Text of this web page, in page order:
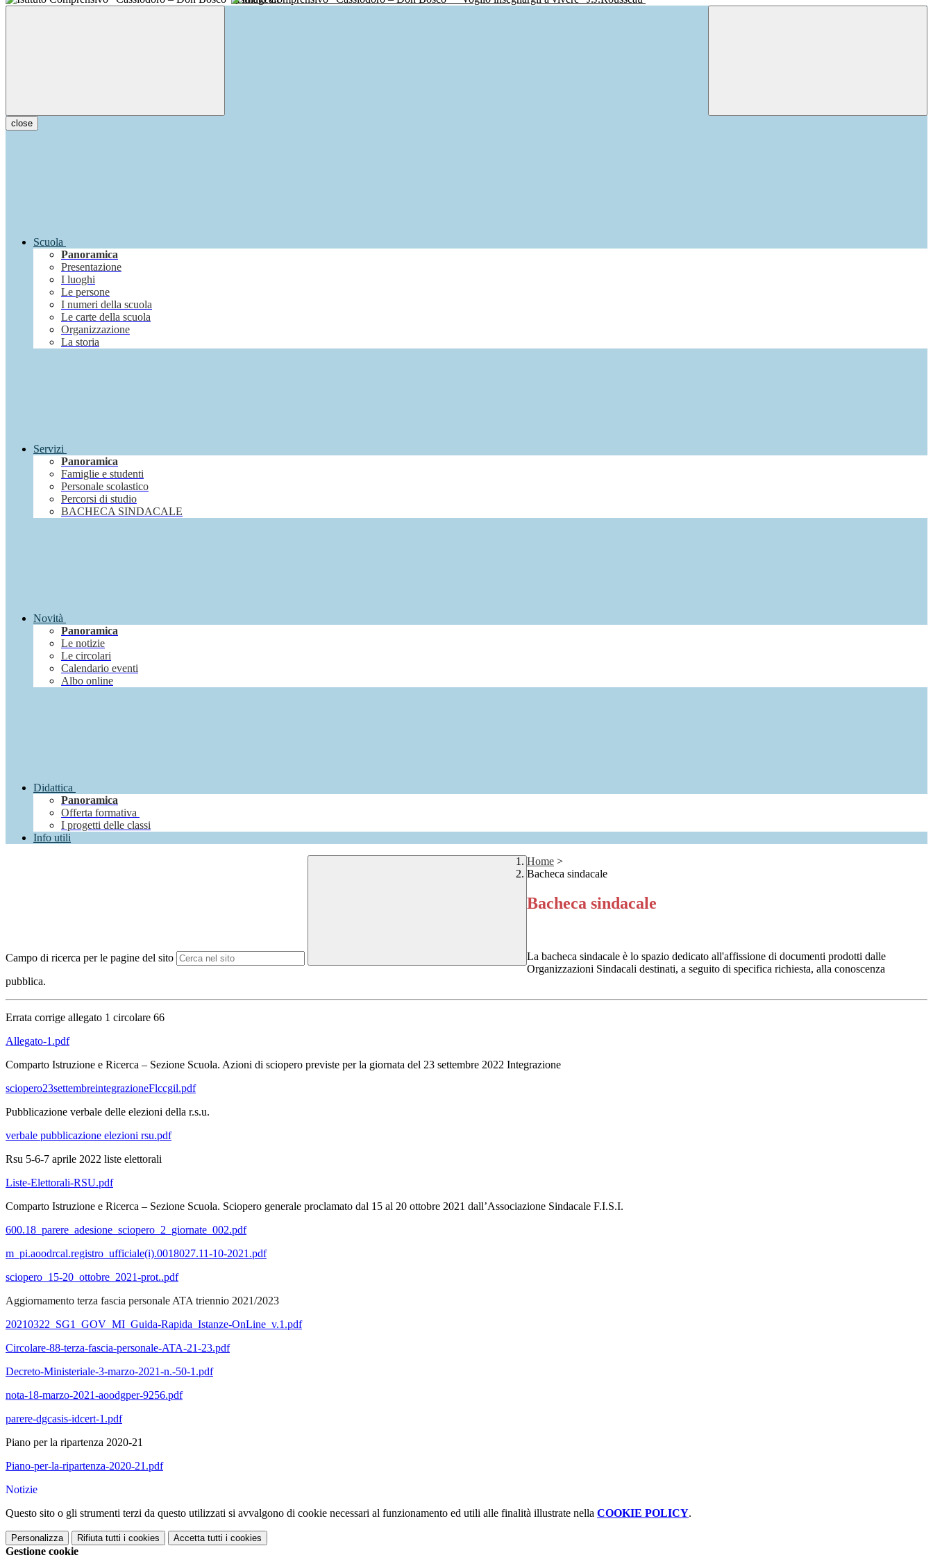
close
Scuola
Panoramica
Presentazione
I luoghi
Le persone
I numeri della scuola
Le carte della scuola
Organizzazione
La storia
Servizi
Panoramica
Famiglie e studenti
Personale scolastico
Percorsi di studio
BACHECA SINDACALE
Novità
Panoramica
Le notizie
Le circolari
Calendario eventi
Albo online
Didattica
Panoramica
Offerta formativa
I progetti delle classi
Info utili
Campo di ricerca per le pagine del sito
Home >
Bacheca sindacale
Bacheca sindacale
La bacheca sindacale è lo spazio dedicato all'affissione di documenti prodotti dalle
Organizzazioni Sindacali destinati, a seguito di specifica richiesta, alla conoscenza
pubblica.
Errata corrige allegato 1 circolare 66
Allegato-1.pdf
Comparto Istruzione e Ricerca – Sezione Scuola. Azioni di sciopero previste per la giornata del 23 settembre 2022 Integrazione
sciopero23settembreintegrazioneFlccgil.pdf
Pubblicazione verbale delle elezioni della r.s.u.
verbale pubblicazione elezioni rsu.pdf
Rsu 5-6-7 aprile 2022 liste elettorali
Liste-Elettorali-RSU.pdf
Comparto Istruzione e Ricerca – Sezione Scuola. Sciopero generale proclamato dal 15 al 20 ottobre 2021 dall’Associazione Sindacale F.I.S.I.
600.18_parere_adesione_sciopero_2_giornate_002.pdf
m_pi.aoodrcal.registro_ufficiale(i).0018027.11-10-2021.pdf
sciopero_15-20_ottobre_2021-prot..pdf
Aggiornamento terza fascia personale ATA triennio 2021/2023
20210322_SG1_GOV_MI_Guida-Rapida_Istanze-OnLine_v.1.pdf
Circolare-88-terza-fascia-personale-ATA-21-23.pdf
Decreto-Ministeriale-3-marzo-2021-n.-50-1.pdf
nota-18-marzo-2021-aoodgper-9256.pdf
parere-dgcasis-idcert-1.pdf
Piano per la ripartenza 2020-21
Piano-per-la-ripartenza-2020-21.pdf
Notizie
Questo sito o gli strumenti terzi da questo utilizzati si avvalgono di cookie necessari al funzionamento ed utili alle finalità illustrate nella COOKIE POLICY.
Personalizza Rifiuta tutti i cookies Accetta tutti i cookies
Gestione cookie